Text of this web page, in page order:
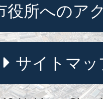
役所へのア
サイトマッ